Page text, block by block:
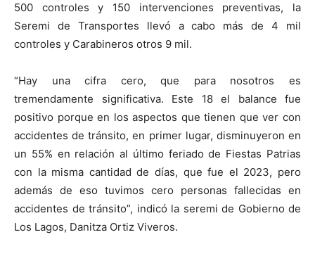
500 controles y 150 intervenciones preventivas, la
Seremi de Transportes llevó a cabo más de 4 mil
controles y Carabineros otros 9 mil.
“Hay una cifra cero, que para nosotros es
tremendamente significativa. Este 18 el balance fue
positivo porque en los aspectos que tienen que ver con
accidentes de tránsito, en primer lugar, disminuyeron en
un 55% en relación al último feriado de Fiestas Patrias
con la misma cantidad de días, que fue el 2023, pero
además de eso tuvimos cero personas fallecidas en
accidentes de tránsito”, indicó la seremi de Gobierno de
Los Lagos, Danitza Ortiz Viveros.